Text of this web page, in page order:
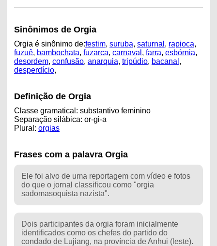
Sinônimos de Orgia
Orgia é sinônimo de:festim, suruba, saturnal , rapioca,
fuzuê, bambochata, fuzarca, carnaval , farra, esbórnia,
desordem, confusão, anarquia, tripúdio, bacanal ,
desperdício,
Definição de Orgia
Classe gramatical: substantivo feminino
Separação silábica: or-gi-a
Plural: orgias
Frases com a palavra Orgia
Ele foi alvo de uma reportagem com vídeo e fotos
do que o jornal classificou como "orgia
sadomasoquista nazista".
Dois participantes da orgia foram inicialmente
identificados como os chefes do partido do
condado de Lujiang, na província de Anhui (leste).